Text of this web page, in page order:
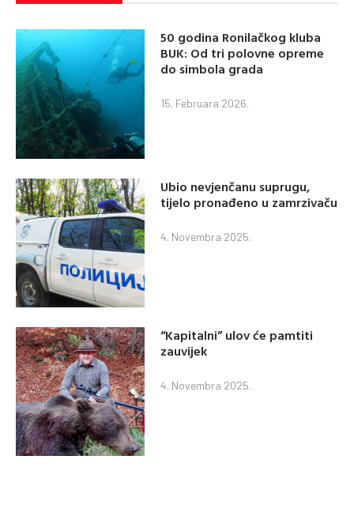
50 godina Ronilačkog kluba
BUK: Od tri polovne opreme
do simbola grada
15. Februara 2026.
Ubio nevjenčanu suprugu,
tijelo pronađeno u zamrzivaču
4. Novembra 2025.
“Kapitalni” ulov će pamtiti
zauvijek
4. Novembra 2025.